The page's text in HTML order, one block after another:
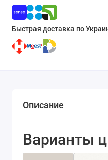
Быстрая доставка по
Описание
Варианты